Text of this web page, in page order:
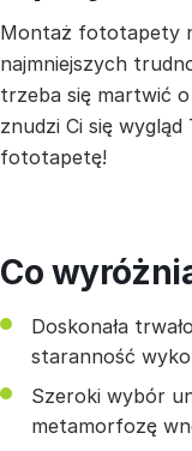
Montaż fototapety
najmniejszych
trzeba się martwić
znudzi Ci się
fototapetę!
Co
Doskonała
staranność
Szeroki wybór
metamorfozę